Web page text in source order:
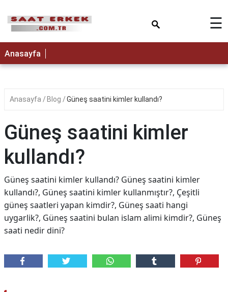
☰
Anasayfa
Anasayfa Blog Güneş saatini kimler kullandı?
Güneş saatini kimler
kullandı?
Güneş saatini kimler kullandı? Güneş saatini kimler
kullandı?, Güneş saatini kimler kullanmıştır?, Çeşitli
güneş saatleri yapan kimdir?, Güneş saati hangi
uygarlik?, Güneş saatini bulan islam alimi kimdir?, Güneş
saati nedir dini?